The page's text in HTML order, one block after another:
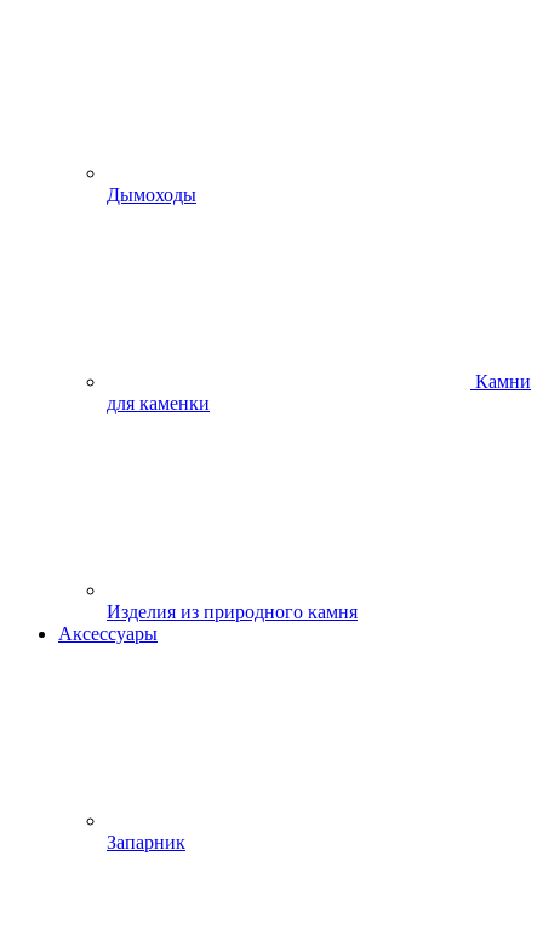
Дымоходы
Камни
для каменки
Изделия из природного камня
Аксессуары
Запарник